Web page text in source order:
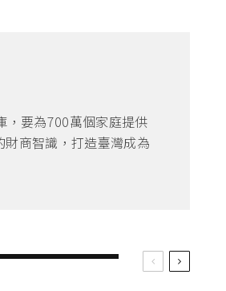
，要為700萬個家庭提供
商智識，打造臺灣成為